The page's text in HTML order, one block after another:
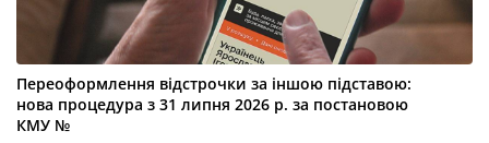
Переоформлення відстрочки за іншою підставою:
нова процедура з 31 липня 2026 р. за постановою
КМУ №